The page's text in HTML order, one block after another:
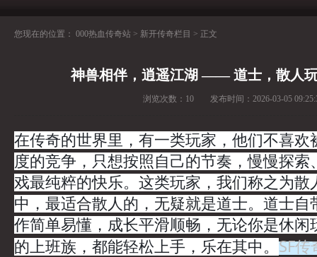
您现在的位置： 000热血传奇站 > 新开传奇栏目 > 正文
神兽相伴，逍遥江湖 —— 道士，散人
浏览次数： 10 发布时间： 2026-03-05
在传奇的世界里，有一类玩家，他们不喜欢
度的竞争，只想按照自己的节奏，慢慢探索
戏最纯粹的快乐。这类玩家，我们称之为散
中，最适合散人的，无疑就是道士。道士自
作简单易懂，成长平滑顺畅，无论你是休闲
的上班族，都能轻松上手，乐在其中。 SF